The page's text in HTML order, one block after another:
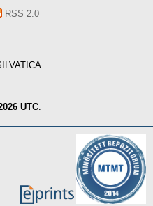
RSS 2.0
UTC